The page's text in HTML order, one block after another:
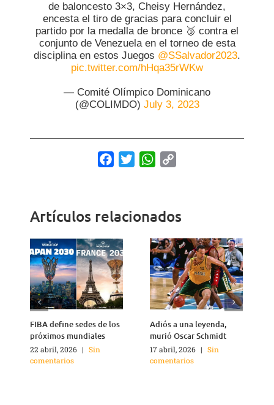
de baloncesto 3×3, Cheisy Hernández,
encesta el tiro de gracias para concluir el
partido por la medalla de bronce 🥉 contra el
conjunto de Venezuela en el torneo de esta
disciplina en estos Juegos @SSalvador2023.
pic.twitter.com/hHqa35rWKw
— Comité Olímpico Dominicano
(@COLIMDO) July 3, 2023
FacebookTwitterWhatsApp
Artículos relacionados
FIBA define sedes de los
próximos mundiales
22 abril, 2026 | Sin
comentarios
Adiós a una leyenda,
murió Oscar Schmidt
17 abril, 2026 | Sin
comentarios